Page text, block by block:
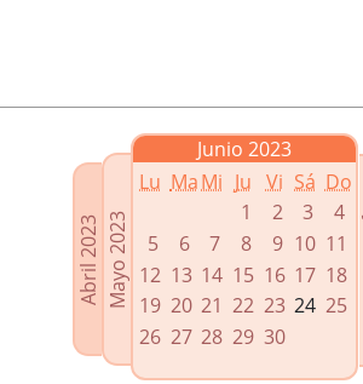
Abril 2023Mayo 2023
Junio 2023
Lu MaMi Ju Vi Sá Do
1
2 3
4
5
6 7 8 9 10 11
12 13 14 15 16 17 18
19 20 21 22 23 24 25
26 27 28 29 30